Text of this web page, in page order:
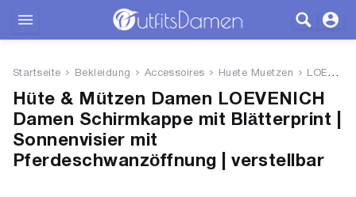
Bekleidung
Wäsche
Schuhe
Startseite Bekleidung Accessoires Huete Muetzen LOEVENICH Damen Schirmkappe mi...
Hüte & Mützen Damen LOEVENICH
Damen Schirmkappe mit Blätterprint |
Sonnenvisier mit
Pferdeschwanzöffnung | verstellbar